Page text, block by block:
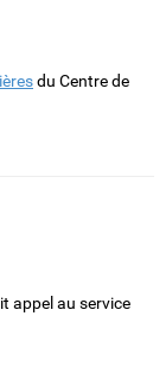
du Centre de
appel au service